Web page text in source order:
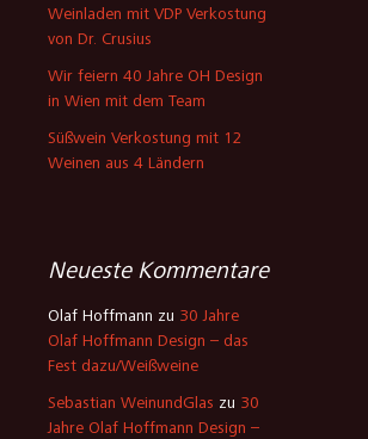
Weinladen mit VDP Verkostung
von Dr. Crusius
Wir feiern 40 Jahre OH Design
in Wien mit dem Team
Süßwein Verkostung mit 12
Weinen aus 4 Ländern
Neueste Kommentare
Olaf Hoffmann zu 30 Jahre
Olaf Hoffmann Design – das
Fest dazu/Weißweine
Sebastian WeinundGlas zu 30
Jahre Olaf Hoffmann Design –